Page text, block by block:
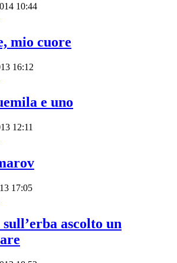
10:44
mio cuore
16:12
e uno
12:11
17:05
ascolto un